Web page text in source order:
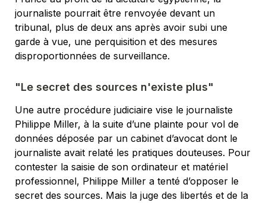
journaliste pourrait être renvoyée devant un
tribunal, plus de deux ans après avoir subi une
garde à vue, une perquisition et des mesures
disproportionnées de surveillance.
"Le secret des sources n'existe plus"
Une autre procédure judiciaire vise le journaliste
Philippe Miller, à la suite d’une plainte pour vol de
données déposée par un cabinet d’avocat dont le
journaliste avait relaté les pratiques douteuses. Pour
contester la saisie de son ordinateur et matériel
professionnel, Philippe Miller a tenté d’opposer le
secret des sources. Mais la juge des libertés et de la